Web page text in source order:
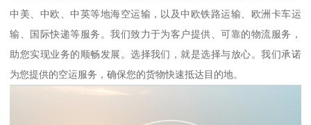
中美、中欧、中英等地海空运输，以及中欧铁路运输、欧洲卡车运
输、国际快递等服务。我们致力于为客户提供、可靠的物流服务，
助您实现业务的顺畅发展。选择我们，就是选择与放心。我们承诺
为您提供的空运服务，确保您的货物快速抵达目的地。